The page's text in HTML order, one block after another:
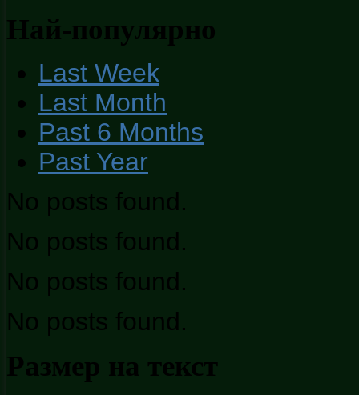
Най-популярно
Last Week
Last Month
Past 6 Months
Past Year
No posts found.
No posts found.
No posts found.
No posts found.
Размер на текст